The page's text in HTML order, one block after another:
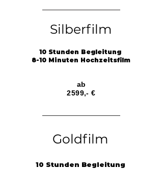
10 Stunden Begleitung
8-10 Minuten Hochzeitsfilm
Silberfilm
ab
2599,- €
Goldfilm
10 Stunden Begleitung